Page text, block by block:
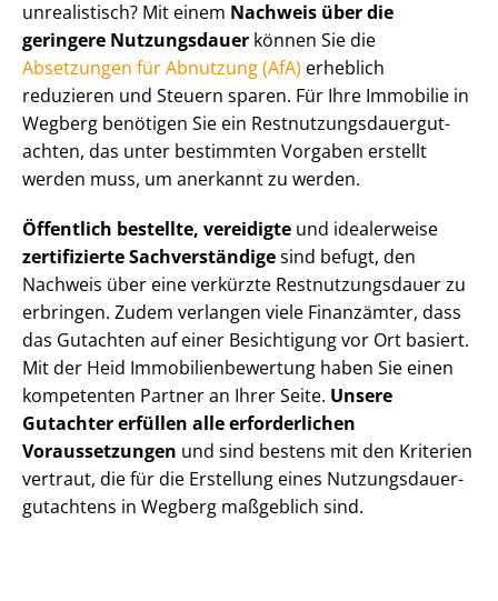
unrealistisch? Mit einem Nachweis über die
geringere Nutzungsdauer können Sie die
Absetzungen für Abnutzung (AfA) erheblich
reduzieren und Steuern sparen. Für Ihre Immobilie in
Wegberg benötigen Sie ein Rest­nut­zungs­dau­er­gut­
ach­ten, das unter bestimmten Vorgaben erstellt
werden muss, um anerkannt zu werden.
Öffentlich bestellte, vereidigte und idealerweise
zertifizierte Sachverständigesind befugt, den
Nachweis über eine verkürzte Rest­nut­zungs­dau­er zu
erbringen. Zudem verlangen viele Finanzämter, dass
das Gutachten auf einer Besichtigung vor Ort basiert.
Mit der Heid Im­mo­bi­li­en­be­wer­tung haben Sie einen
kompetenten Partner an Ihrer Seite. Unsere
Gutachter erfüllen alle erforderlichen
Voraussetzungen und sind bestens mit den Kriterien
vertraut, die für die Erstellung eines Nut­zungs­dau­er­
gut­ach­tens in Wegberg maßgeblich sind.